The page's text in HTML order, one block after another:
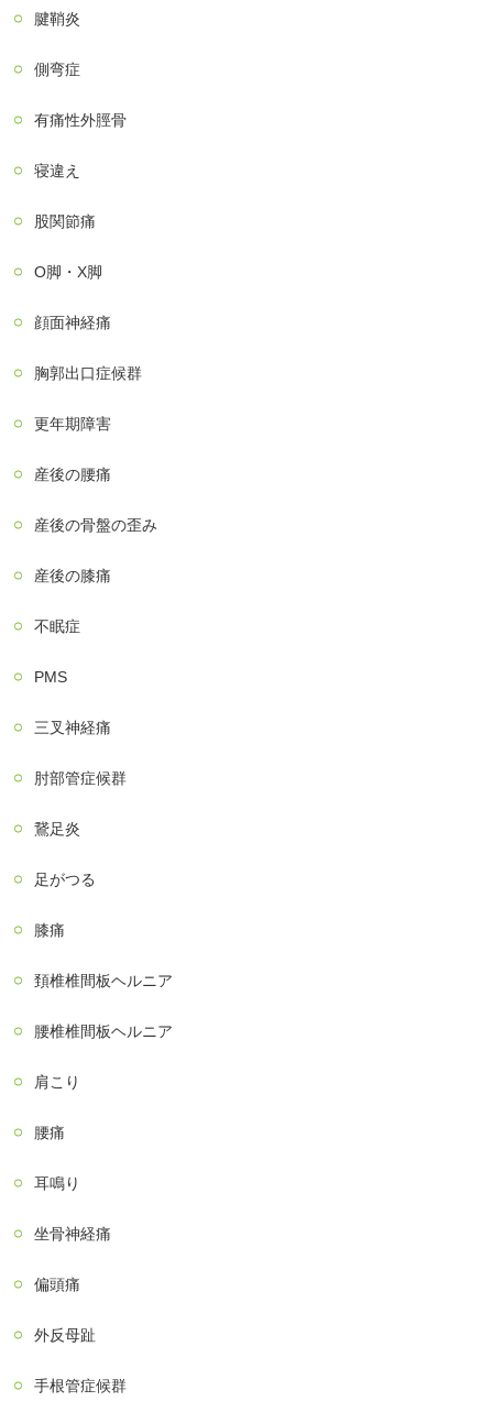
腱鞘炎
側弯症
有痛性外脛骨
寝違え
股関節痛
О脚・X脚
顔面神経痛
胸郭出口症候群
更年期障害
産後の腰痛
産後の骨盤の歪み
産後の膝痛
不眠症
PMS
三叉神経痛
肘部管症候群
鵞足炎
足がつる
膝痛
頚椎椎間板ヘルニア
腰椎椎間板ヘルニア
肩こり
腰痛
耳鳴り
坐骨神経痛
偏頭痛
外反母趾
手根管症候群